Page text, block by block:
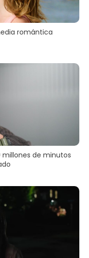
romántica
millones de minutos